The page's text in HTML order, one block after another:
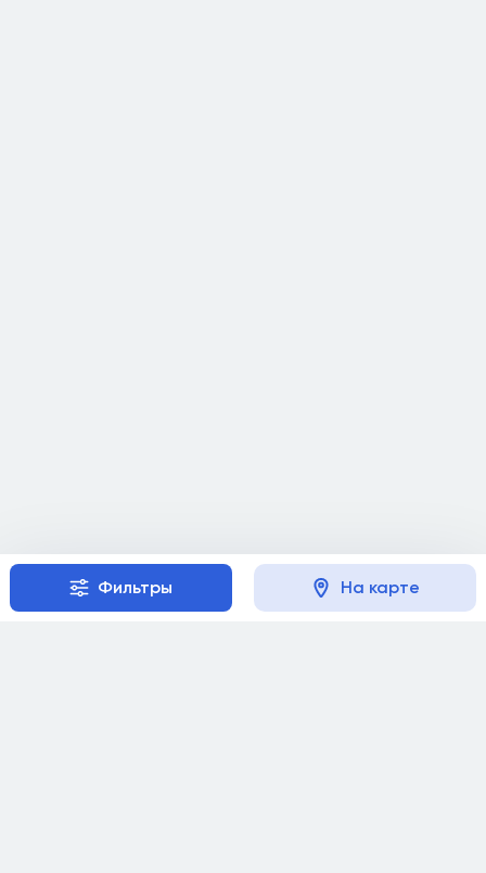
Фильтры На карте